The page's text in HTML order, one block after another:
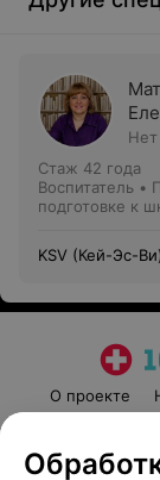
Нет
Стаж 42 года
Воспитатель •
подготовке к
KSV (Кей-Эс-
О проекте